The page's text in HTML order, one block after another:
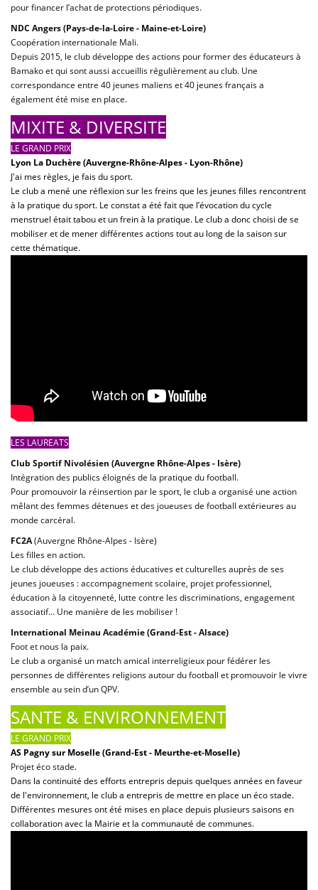
pour financer l’achat de protections périodiques.
NDC Angers (Pays-de-la-Loire - Maine-et-Loire)
Coopération internationale Mali.
Depuis 2015, le club développe des actions pour former des éducateurs à
Bamako et qui sont aussi accueillis régulièrement au club. Une
correspondance entre 40 jeunes maliens et 40 jeunes français a
également été mise en place.
MIXITE & DIVERSITE
LE GRAND PRIX
Lyon La Duchère (Auvergne-Rhône-Alpes - Lyon-Rhône)
J'ai mes règles, je fais du sport.
Le club a mené une réflexion sur les freins que les jeunes filles rencontrent
à la pratique du sport. Le constat a été fait que l’évocation du cycle
menstruel était tabou et un frein à la pratique. Le club a donc choisi de se
mobiliser et de mener différentes actions tout au long de la saison sur
cette thématique.
LES LAUREATS
Club Sportif Nivolésien (Auvergne Rhône-Alpes - Isère)
Intégration des publics éloignés de la pratique du football.
Pour promouvoir la réinsertion par le sport, le club a organisé une action
mêlant des femmes détenues et des joueuses de football extérieures au
monde carcéral.
FC2A(Auvergne Rhône-Alpes - Isère)
Les filles en action.
Le club développe des actions éducatives et culturelles auprès de ses
jeunes joueuses : accompagnement scolaire, projet professionnel,
éducation à la citoyenneté, lutte contre les discriminations, engagement
associatif… Une manière de les mobiliser !
International Meinau Académie (Grand-Est - Alsace)
Foot et nous la paix.
Le club a organisé un match amical interreligieux pour fédérer les
personnes de différentes religions autour du football et promouvoir le vivre
ensemble au sein d’un QPV.
SANTE & ENVIRONNEMENT
LE GRAND PRIX
AS Pagny sur Moselle (Grand-Est - Meurthe-et-Moselle)
Projet éco stade.
Dans la continuité des efforts entrepris depuis quelques années en faveur
de l'environnement, le club a entrepris de mettre en place un éco stade.
Différentes mesures ont été mises en place depuis plusieurs saisons en
collaboration avec la Mairie et la communauté de communes.